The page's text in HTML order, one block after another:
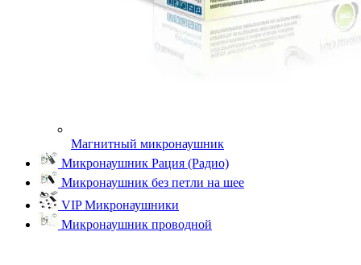
Магнитный микронаушник
Микронаушник Рация (Радио)
Микронаушник без петли на шее
VIP Микронаушники
Микронаушник проводной